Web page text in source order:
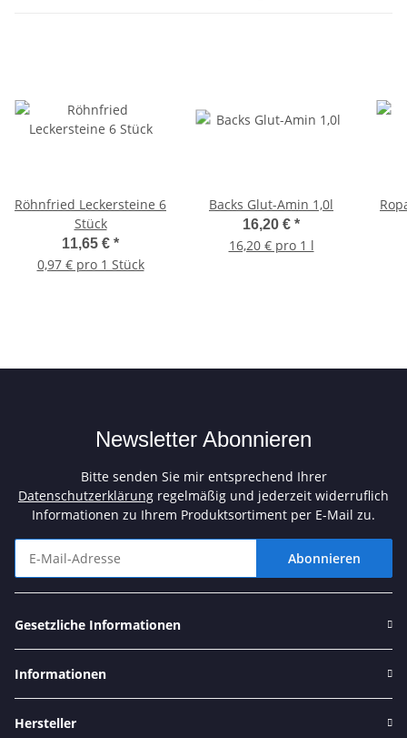
Röhnfried Leckersteine 6
Stück
11,65 € *
0,97 € pro 1 Stück
Backs Glut-Amin 1,0l
16,20 € *
16,20 € pro 1 l
Newsletter Abonnieren
Bitte senden Sie mir entsprechend Ihrer
Datenschutzerklärung regelmäßig und jederzeit widerruflich
Informationen zu Ihrem Produktsortiment per E-Mail zu.
Abonnieren
Gesetzliche Informationen
Informationen
Hersteller